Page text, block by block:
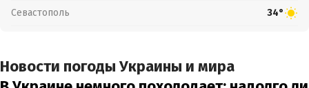
Севастополь 34°
Новости погоды Украины и мира